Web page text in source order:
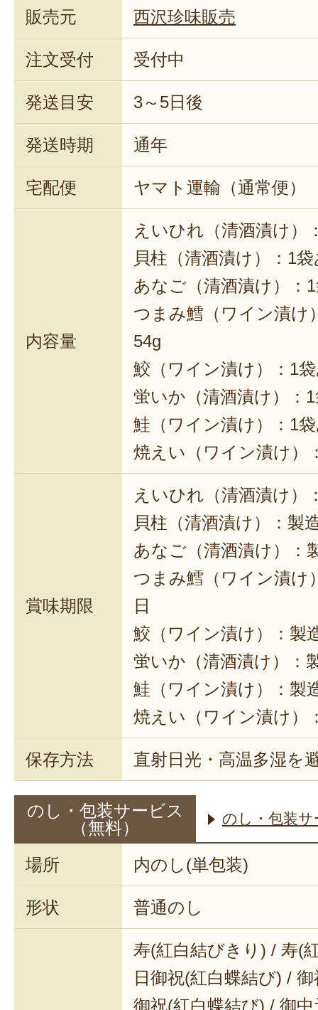
販売元 西沢珍味販売
注文受付 受付中
発送目安 3～5日後
発送時期 通年
宅配便 ヤマト運輸（通常便）
内容量
えいひれ（清酒漬け）
貝柱（清酒漬け）：1
あなご（清酒漬け）：
つまみ鱈（ワイン漬け
54g
鮫（ワイン漬け）：1
蛍いか（清酒漬け）：
鮭（ワイン漬け）：1
焼えい（ワイン漬け）
賞味期限
えいひれ（清酒漬け）
貝柱（清酒漬け）：製
あなご（清酒漬け）：
つまみ鱈（ワイン漬け
日
鮫（ワイン漬け）：製
蛍いか（清酒漬け）：
鮭（ワイン漬け）：製
焼えい（ワイン漬け）
保存方法 直射日光・高温多湿を
のし・包装サービス
（無料）
のし・包装
場所 内のし(単包装)
形状 普通のし
寿(紅白結びきり) / 寿(
日御祝(紅白蝶結び) /
御祝(紅白蝶結び) / 御